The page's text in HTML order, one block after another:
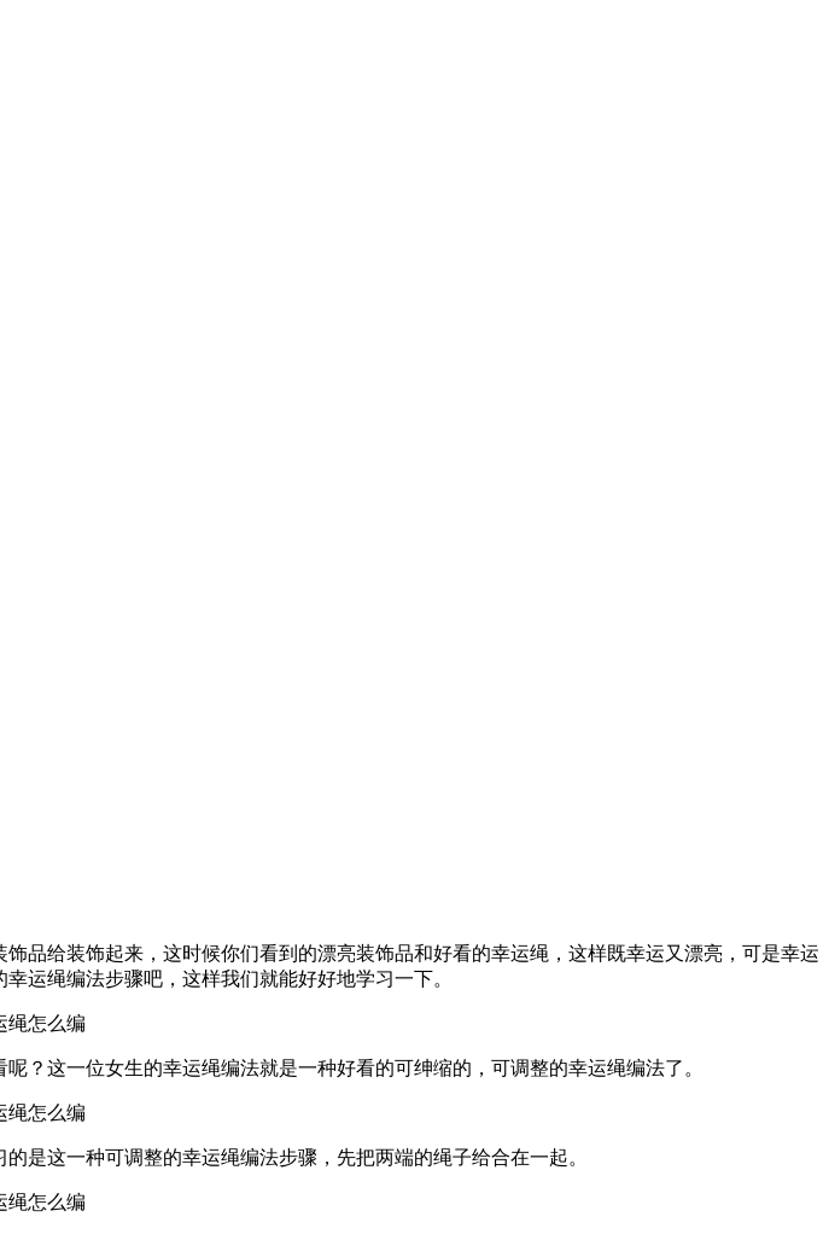
饰品给装饰起来，这时候你们看到的漂亮装饰品和好看的幸运绳，这样既幸运又漂亮，可是幸运
运绳编法步骤吧，这样我们就能好好地学习一下。
？这一位女生的幸运绳编法就是一种好看的可绅缩的，可调整的幸运绳编法了。
是这一种可调整的幸运绳编法步骤，先把两端的绳子给合在一起。